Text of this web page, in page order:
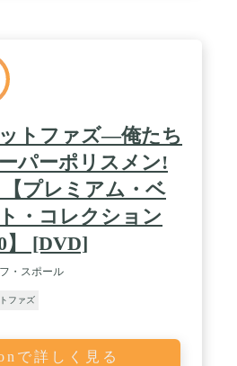
トファズ―俺たち
パーポリスメン!
プレミアム・ベ
・コレクション
】 [DVD]
・スポール
ファズ
で詳しく見る